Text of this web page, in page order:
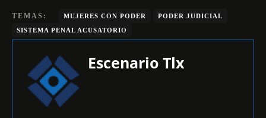
TEMAS: MUJERES CON PODER
PODER JUDICIAL
SISTEMA PENAL ACUSATORIO
Escenario Tlx